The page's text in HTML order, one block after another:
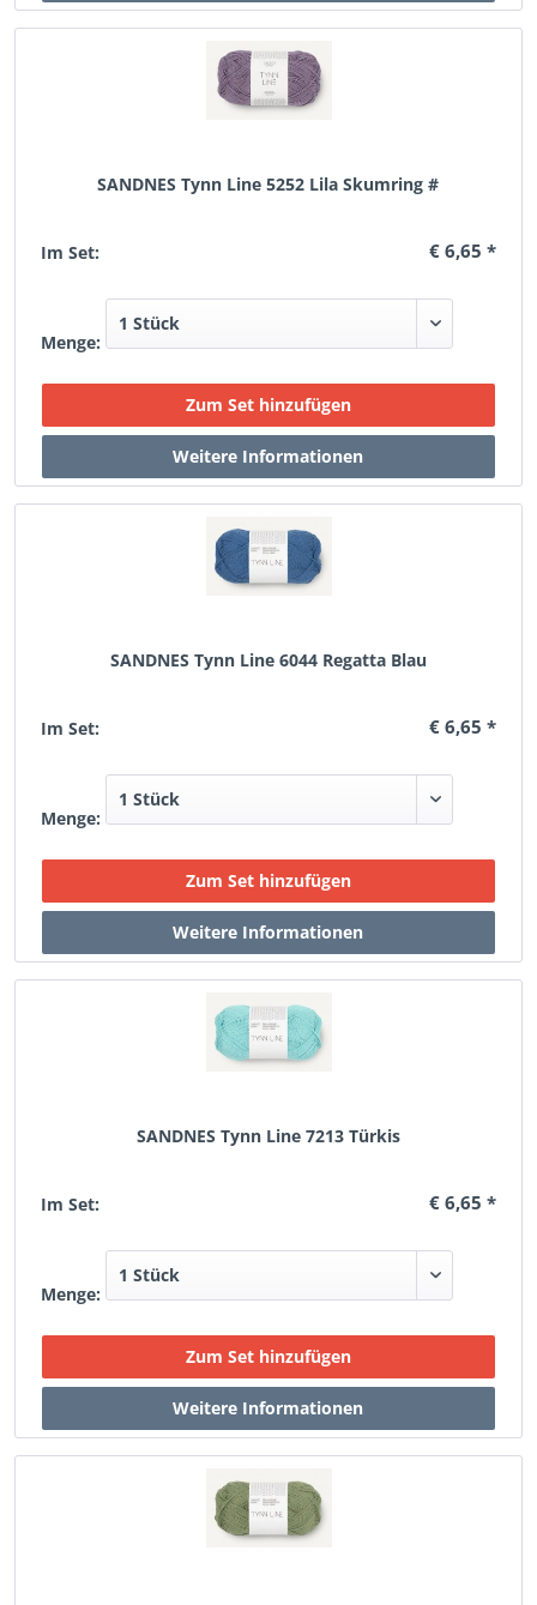
SANDNES Tynn Line 5252 Lila Skumring #
Im Set: € 6,65 *
Menge:
SANDNES Tynn Line 6044 Regatta Blau
Im Set: € 6,65 *
Menge:
SANDNES Tynn Line 7213 Türkis
Im Set: € 6,65 *
Menge: